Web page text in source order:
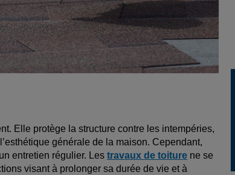
Elle protège la structure contre les intempéries,
générale de la maison. Cependant,
entretien régulier. Les travaux de toiture ne se
visant à prolonger sa durée de vie et à